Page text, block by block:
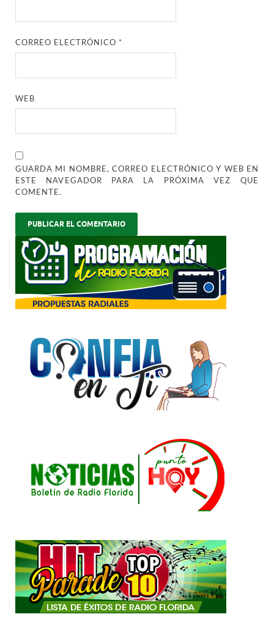
CORREO ELECTRÓNICO*
WEB
GUARDA MI NOMBRE, CORREO ELECTRÓNICO Y WEB EN
ESTE NAVEGADOR PARA LA PRÓXIMA VEZ QUE
COMENTE.